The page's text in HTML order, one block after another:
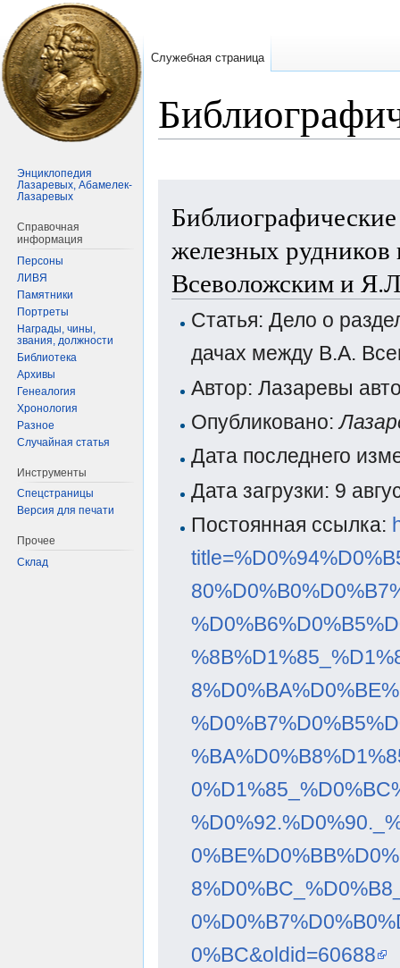
навигации
поиску
железных
Всеволожским и
Статья: Дело о
дачах между В.А.
Автор: Лазаревы
Опубликовано:
Дата последнего
Дата загрузки: 9
Постоянная ссылка:
0%BC&oldid=60688
Служебная страница
Энциклопедия
Лазаревых, Абамелек-
Лазаревых
Справочная
информация
Персоны
ЛИВЯ
Памятники
Портреты
Награды, чины,
звания, должности
Библиотека
Архивы
Генеалогия
Хронология
Разное
Случайная статья
Инструменты
Спецстраницы
Версия для печати
Прочее
Склад